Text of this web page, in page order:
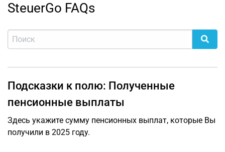
SteuerGo FAQs
Подсказки к полю: Полученные
пенсионные выплаты
Здесь укажите сумму пенсионных выплат, которые Вы
получили в 2025 году.